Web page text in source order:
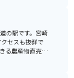
島山麓豚」を
ます。 バイ
るため安心で
所にあるため、
と
の駅です。宮崎
セスも抜群で
ショップがあ